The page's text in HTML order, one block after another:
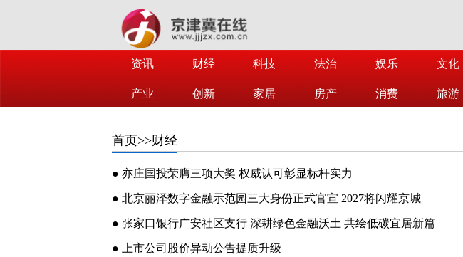
资讯 财经 科技 法治 娱乐 文化
产业 创新 家居 房产 消费 旅游
首页>>财经
● 亦庄国投荣膺三项大奖 权威认可彰显标杆实力
● 北京丽泽数字金融示范园三大身份正式官宣 2027将闪耀京城
● 张家口银行广安社区支行 深耕绿色金融沃土 共绘低碳宜居新篇
● 上市公司股价异动公告提质升级